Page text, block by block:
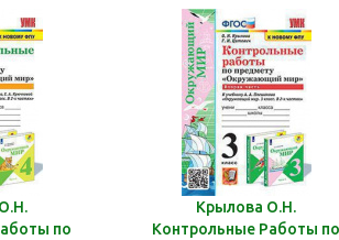
по
Крылова О.Н.
Контрольные Работы по